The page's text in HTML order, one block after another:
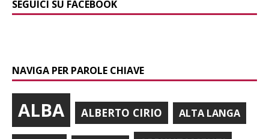
SEGUICI SU FACEBOOK
NAVIGA PER PAROLE CHIAVE
ALBA ALBERTO CIRIO ALTA LANGA